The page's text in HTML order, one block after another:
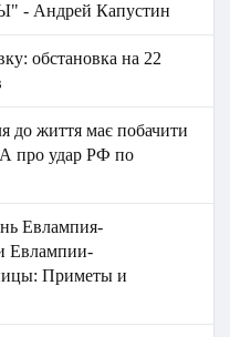
Андрей Капустин
обстановка на 22
до життя має побачити
про удар РФ по
Евлампия-
Евлампии-
Приметы и